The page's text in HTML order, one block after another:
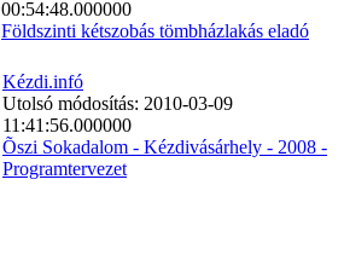
00:54:48.000000
Földszinti kétszobás tömbházlakás eladó
Kézdi.infó
Utolsó módosítás: 2010-03-09
11:41:56.000000
Õszi Sokadalom - Kézdivásárhely - 2008 -
Programtervezet